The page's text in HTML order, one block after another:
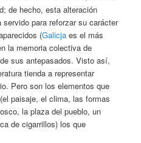
de hecho, esta alteración
para reforzar su carácter
(Galicja es el más
la memoria colectiva de
sus antepasados. Visto así,
tienda a representar
Pero son los elementos que
paisaje, el clima, las formas
la plaza del pueblo, un
de cigarrillos) los que